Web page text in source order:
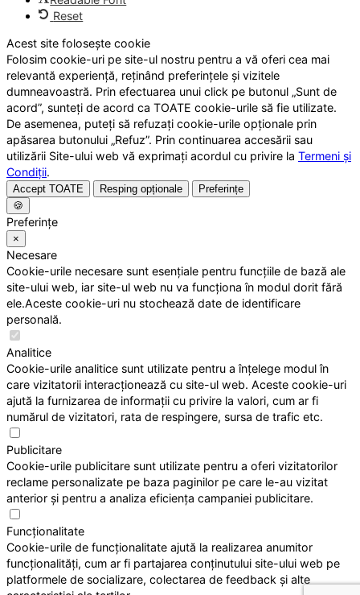
Reset
Acest site folosește cookie
Folosim cookie-uri pe site-ul nostru pentru a vă oferi cea mai
relevantă experiență, reținând preferințele și vizitele
dumneavoastră. Prin efectuarea unui click pe butonul „Sunt de
acord”, sunteți de acord ca TOATE cookie-urile să fie utilizate.
De asemenea, puteți să refuzați cookie-urile opționale prin
apăsarea butonului „Refuz”. Prin continuarea accesării sau
utilizării Site-ului web vă exprimați acordul cu privire la Termeni și
Condiții.
Accept TOATE Resping opționale
Preferințe
🍪
Preferințe
×
Necesare
Cookie-urile necesare sunt esențiale pentru funcțiile de bază ale
site-ului web, iar site-ul web nu va funcționa în modul dorit fără
ele.Aceste cookie-uri nu stochează date de identificare
personală.
Analitice
Cookie-urile analitice sunt utilizate pentru a înțelege modul în
care vizitatorii interacționează cu site-ul web. Aceste cookie-uri
ajută la furnizarea de informații cu privire la valori, cum ar fi
numărul de vizitatori, rata de respingere, sursa de trafic etc.
Publicitare
Cookie-urile publicitare sunt utilizate pentru a oferi vizitatorilor
reclame personalizate pe baza paginilor pe care le-au vizitat
anterior și pentru a analiza eficiența campaniei publicitare.
Funcționalitate
Cookie-urile de funcționalitate ajută la realizarea anumitor
funcționalități, cum ar fi partajarea conținutului site-ului web pe
platformele de socializare, colectarea de feedback și alte